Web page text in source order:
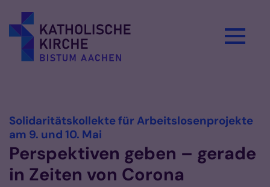
Solidaritätskollekte für Arbeitslosenprojekte
am 9. und 10. Mai
Perspektiven geben – gerade
in Zeiten von Corona